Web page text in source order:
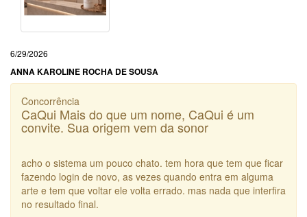
6/29/2026
ANNA KAROLINE ROCHA DE SOUSA
Concorrência
CaQui Mais do que um nome, CaQui é um
convite. Sua origem vem da sonor
acho o sistema um pouco chato. tem hora que tem que ficar
fazendo login de novo, as vezes quando entra em alguma
arte e tem que voltar ele volta errado. mas nada que interfira
no resultado final.